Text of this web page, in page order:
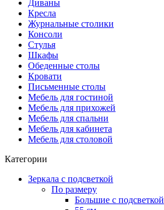
Диваны
Кресла
Журнальные столики
Консоли
Стулья
Шкафы
Обеденные столы
Кровати
Письменные столы
Мебель для гостиной
Мебель для прихожей
Мебель для спальни
Мебель для кабинета
Мебель для столовой
Категории
Зеркала с подсветкой
По размеру
Большие с подсветкой